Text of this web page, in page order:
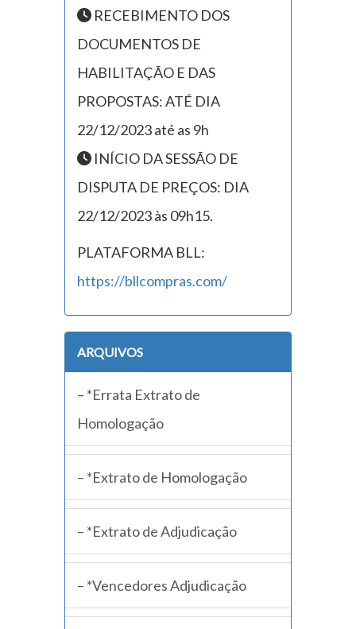
RECEBIMENTO DOS
DOCUMENTOS DE
HABILITAÇÃO E DAS
PROPOSTAS: ATÉ DIA
22/12/2023 até as 9h
INÍCIO DA SESSÃO DE
DISPUTA DE PREÇOS: DIA
22/12/2023 às 09h15.
PLATAFORMA BLL:
https://bllcompras.com/
ARQUIVOS
– *Errata Extrato de
Homologação
– *Extrato de Homologação
– *Extrato de Adjudicação
– *Vencedores Adjudicação